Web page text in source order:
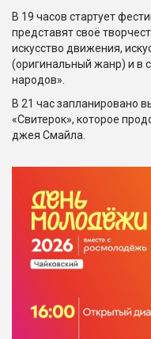
В 19 часов стартует
представят своё
искусство движения,
(оригинальный жанр) и в
народов».
В 21 час запланировано
«Свитерок», которое
джея Смайла.